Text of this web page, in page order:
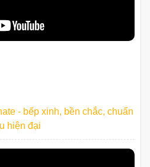
- bếp xinh, bền chắc, chuẩn
hiện đại